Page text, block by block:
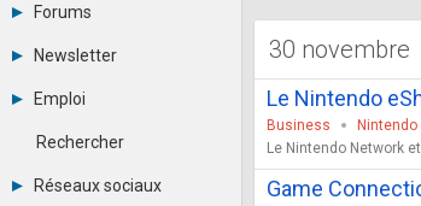
Forums
Tous les forums
-
Messages privés
Contacter un modérateur
Newsletter
Archives
Abonnement
Emploi
Consulter les annonces
Observatoire de l'emploi
Rechercher
Réseaux sociaux
30 novembre
Le Nintendo
Business
Le Nintendo Network
Game